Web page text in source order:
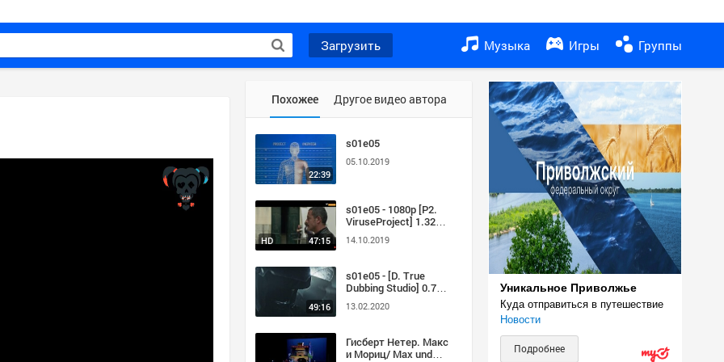
Загрузить Музыка Игры Группы
Похожее Другое видео автора
22:39
s01e05
05.10.2019
47:15
HD
s01e05 - 1080p [P2.
ViruseProject] 1.32
mkv
14.10.2019
49:16
s01e05 - [D. True
Dubbing Studio] 0.703
avi
13.02.2020
Гисберт Нетер. Макс
и Мориц/ Max und
Уникальное Приволжье
Куда отправиться в путешествие
Новости
Подробнее